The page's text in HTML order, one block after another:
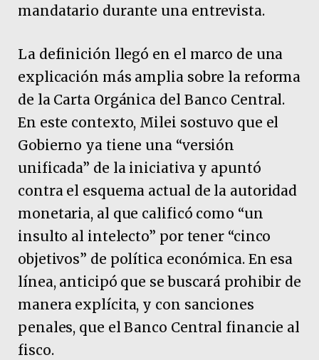
mandatario durante una entrevista.
La definición llegó en el marco de una
explicación más amplia sobre la reforma
de la Carta Orgánica del Banco Central.
En este contexto, Milei sostuvo que el
Gobierno ya tiene una “versión
unificada” de la iniciativa y apuntó
contra el esquema actual de la autoridad
monetaria, al que calificó como “un
insulto al intelecto” por tener “cinco
objetivos” de política económica. En esa
línea, anticipó que se buscará prohibir de
manera explícita, y con sanciones
penales, que el Banco Central financie al
fisco.